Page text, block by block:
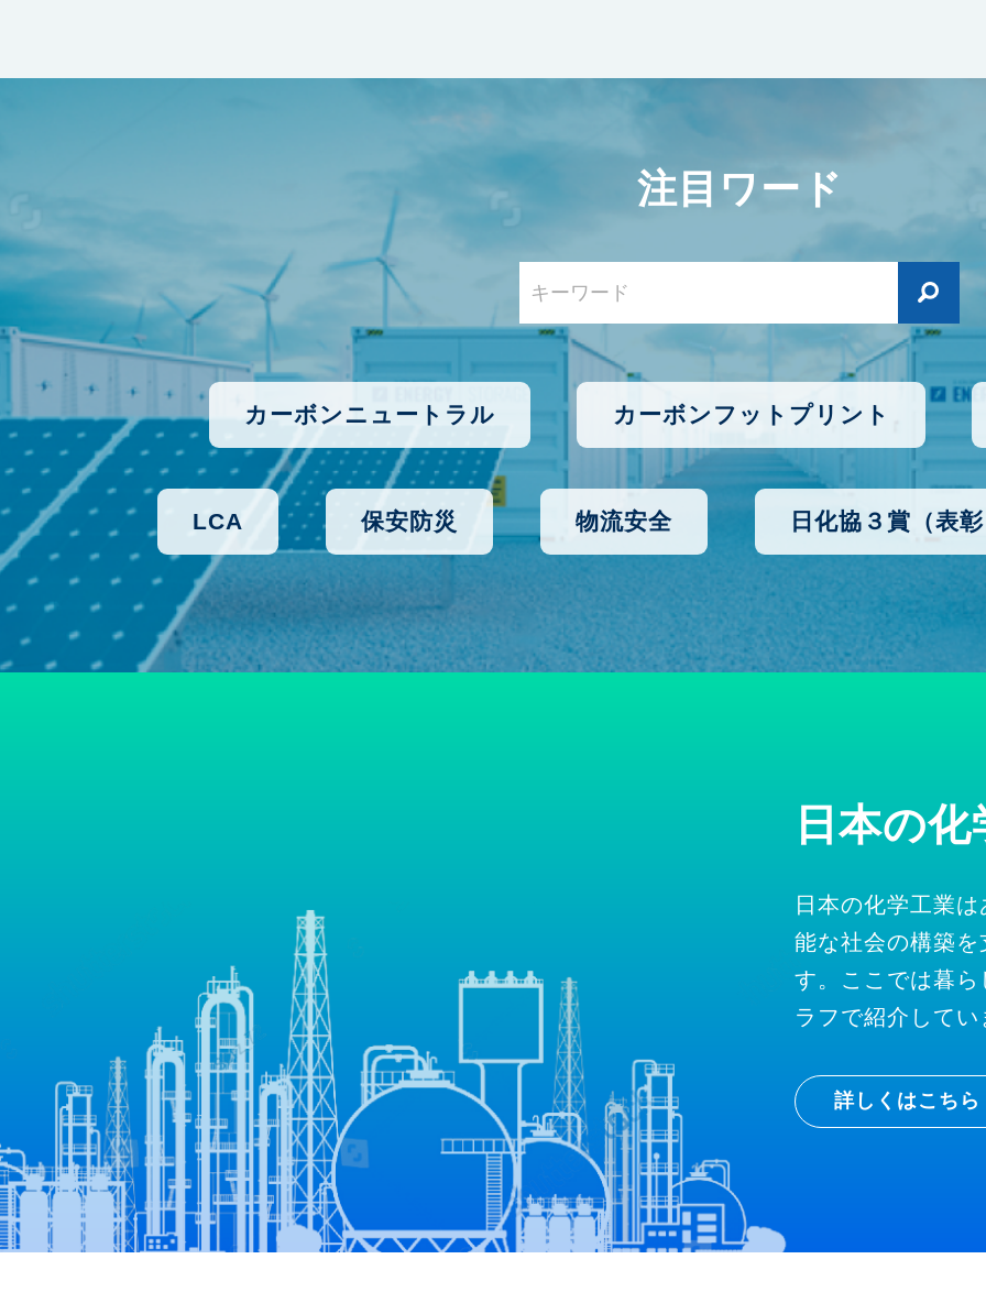
注目ワード
カーボンニュートラル カーボンフットプリント
LCA 保安防災 物流安全 日化協３賞（表彰
日本の
日本の化学工業
能な社会の構築を
す。ここでは暮
ラフで紹介してい
詳しくはこちら